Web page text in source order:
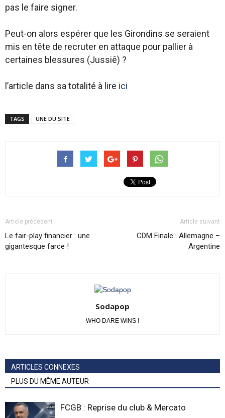
pas le faire signer.
Peut-on alors espérer que les Girondins se seraient
mis en tête de recruter en attaque pour pallier à
certaines blessures (Jussiê) ?
l’article dans sa totalité à lire ici
TAGS UNE DU SITE
Article précédent
Le fair-play financier : une
gigantesque farce !
Article suivant
CDM Finale : Allemagne –
Argentine
Sodapop
WHO DARE WINS !
ARTICLES CONNEXES
PLUS DU MÊME AUTEUR
FCGB : Reprise du club & Mercato